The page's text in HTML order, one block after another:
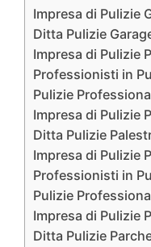
Impresa di Pulizie
Ditta Pulizie
Impresa di Pulizie
Professionisti in
Pulizie
Impresa di Pulizie
Ditta Pulizie
Impresa di Pulizie
Professionisti in
Pulizie
Impresa di Pulizie
Ditta Pulizie